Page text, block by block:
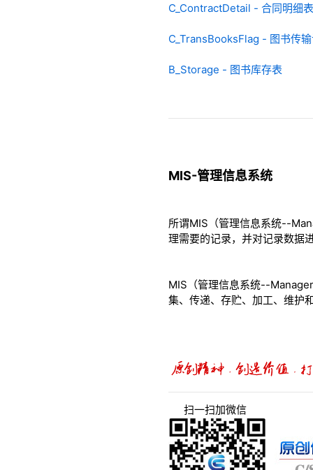
C_ContractDetail - 合同明细表
C_TransBooksFlag - 图书传
B_Storage - 图书库存表
MIS-管理信息系统
所谓MIS（管理信息系统--
理需要的记录，并对记录数据
MIS（管理信息系统--
集、传递、存贮、加工、维护
扫一扫加微信